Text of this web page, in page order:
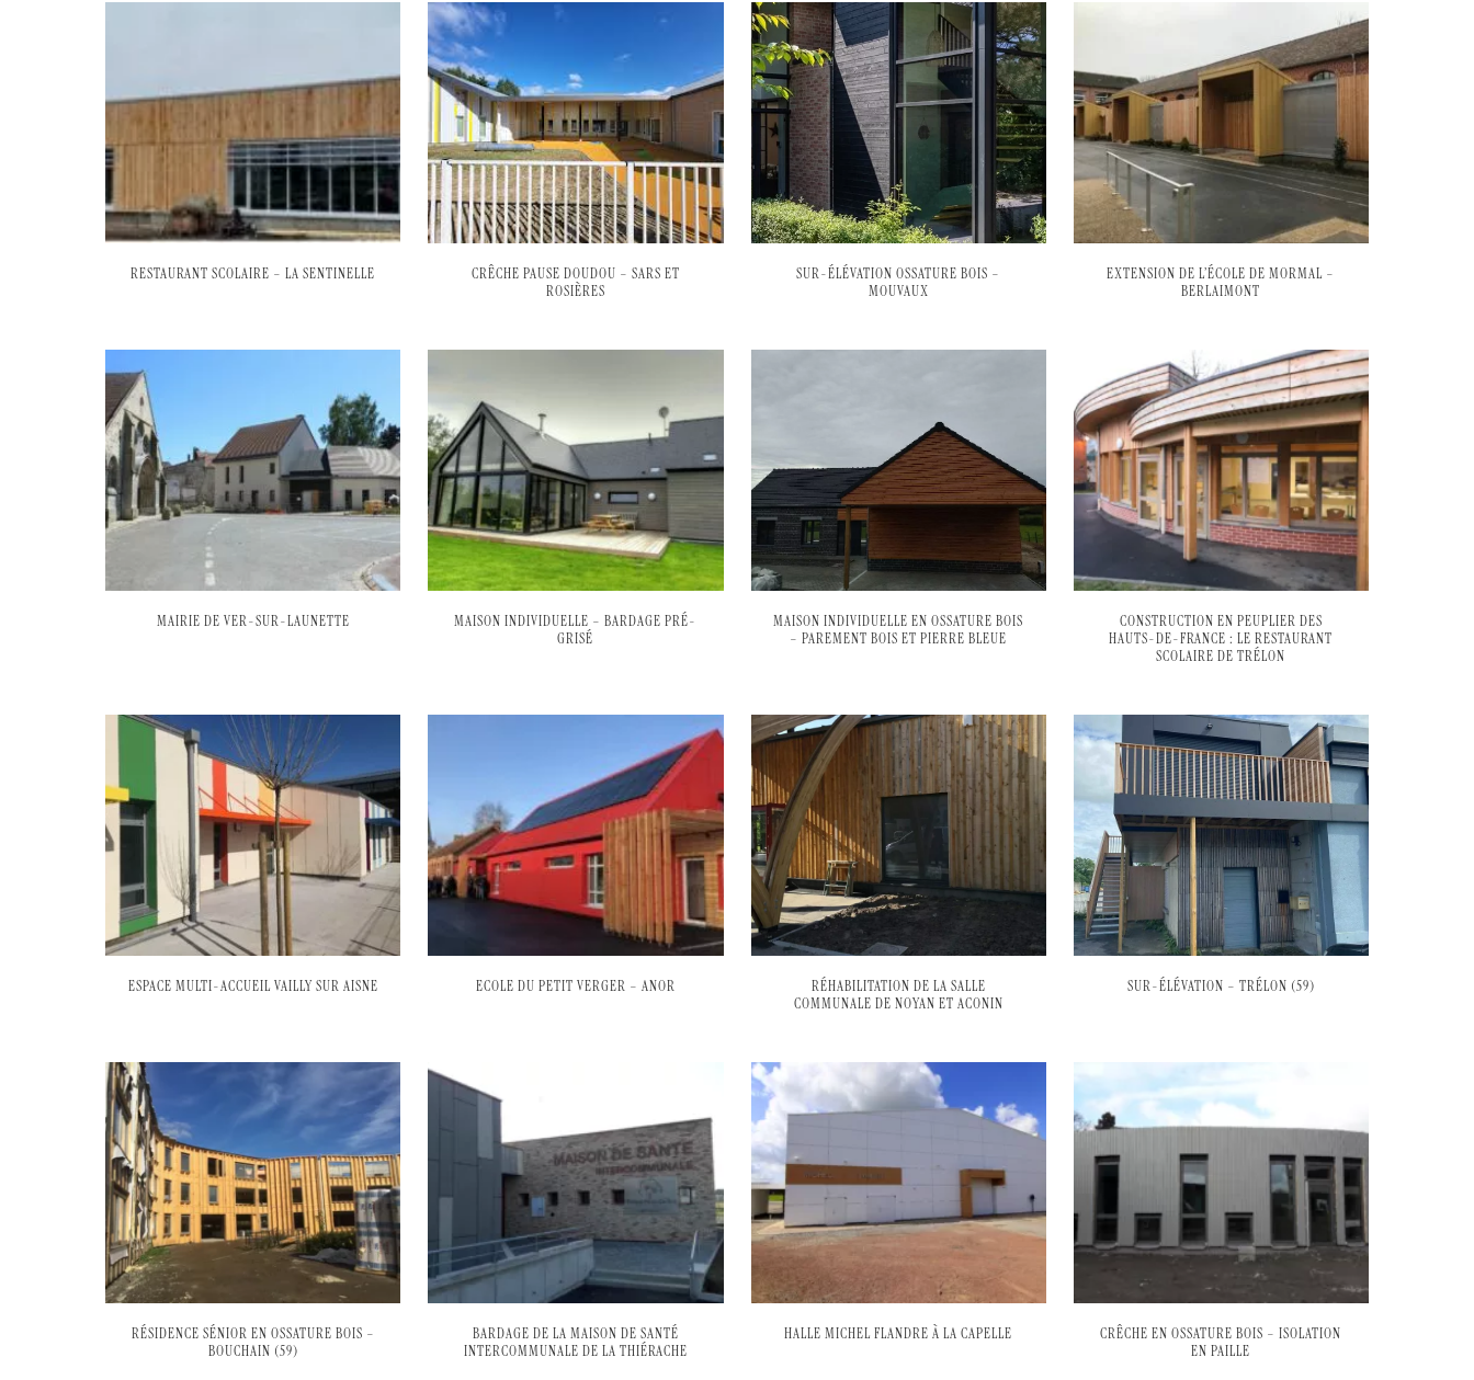
RESTAURANT SCOLAIRE – LA SENTINELLE
CRÊCHE PAUSE DOUDOU – SARS ET
ROSIÈRES
SUR-ÉLÉVATION OSSATURE BOIS –
MOUVAUX
EXTENSION DE L’ÉCOLE DE MORMAL –
BERLAIMONT
MAIRIE DE VER-SUR-LAUNETTE
MAISON INDIVIDUELLE – BARDAGE PRÉ-
GRISÉ
MAISON INDIVIDUELLE EN OSSATURE BOIS
– PAREMENT BOIS ET PIERRE BLEUE
CONSTRUCTION EN PEUPLIER DES
HAUTS-DE-FRANCE : LE RESTAURANT
SCOLAIRE DE TRÉLON
ESPACE MULTI-ACCUEIL VAILLY SUR AISNE ECOLE DU PETIT VERGER – ANOR
RÉHABILITATION DE LA SALLE
COMMUNALE DE NOYAN ET ACONIN
SUR-ÉLÉVATION – TRÉLON (59)
RÉSIDENCE SÉNIOR EN OSSATURE BOIS –
BOUCHAIN (59)
BARDAGE DE LA MAISON DE SANTÉ
INTERCOMMUNALE DE LA THIÉRACHE
HALLE MICHEL FLANDRE À LA CAPELLE
CRÊCHE EN OSSATURE BOIS – ISOLATION
EN PAILLE